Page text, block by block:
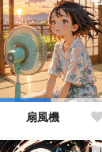
扇風機